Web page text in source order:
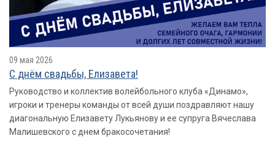
09 мая 2026
С днём свадьбы, Елизавета!
Руководство и коллектив волейбольного клуба «Динамо»,
игроки и тренеры команды от всей души поздравляют нашу
диагональную Елизавету Лукьянову и ее супруга Вячеслава
Малишевского с днем бракосочетания!